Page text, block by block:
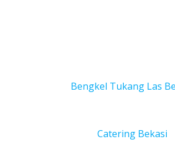
Bengkel Tukang Las
Catering Bekasi